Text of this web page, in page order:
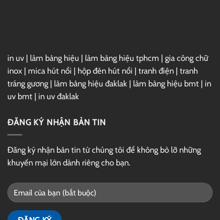
in uv | làm bảng hiệu | làm bảng hiệu tphcm | gia công chữ
inox | mica hút nổi | hộp đèn hút nổi | tranh điện | tranh
tráng gương | làm bảng hiệu đaklak | làm bảng hiệu bmt | in
uv bmt | in uv đaklak
ĐĂNG KÝ NHẬN BẢN TIN
Đăng ký nhận bản tin từ chúng tôi để không bỏ lỡ những
khuyến mại lớn dành riêng cho bạn.